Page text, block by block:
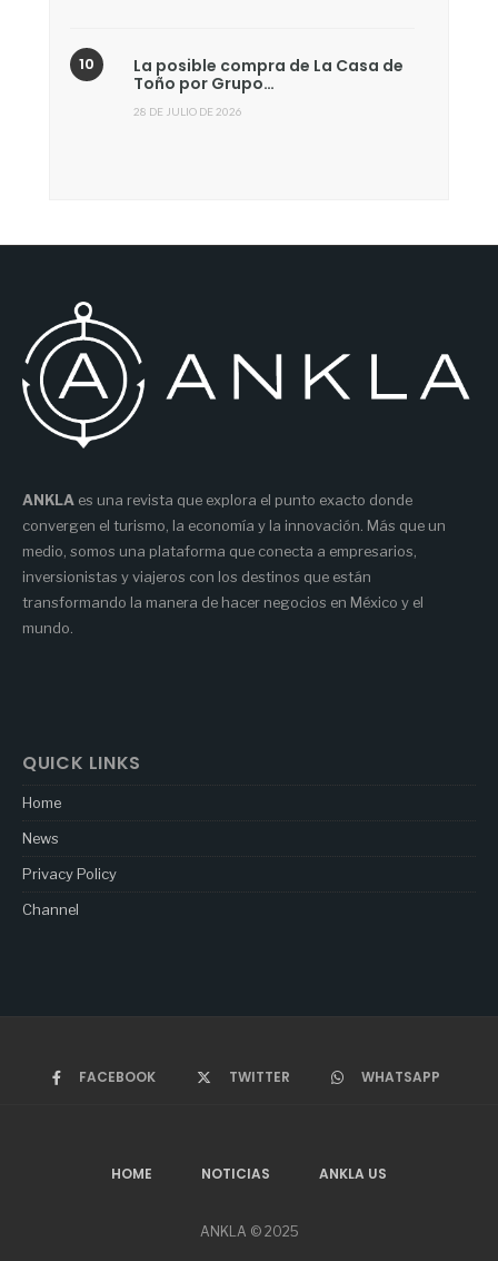
La posible compra de La Casa de
Toño por Grupo…
28 DE JULIO DE 2026
ANKLA es una revista que explora el punto exacto donde
convergen el turismo, la economía y la innovación. Más que un
medio, somos una plataforma que conecta a empresarios,
inversionistas y viajeros con los destinos que están
transformando la manera de hacer negocios en México y el
mundo.
QUICK LINKS
Home
News
Privacy Policy
Channel
FACEBOOK TWITTER WHATSAPP
HOME NOTICIAS ANKLA US
ANKLA © 2025